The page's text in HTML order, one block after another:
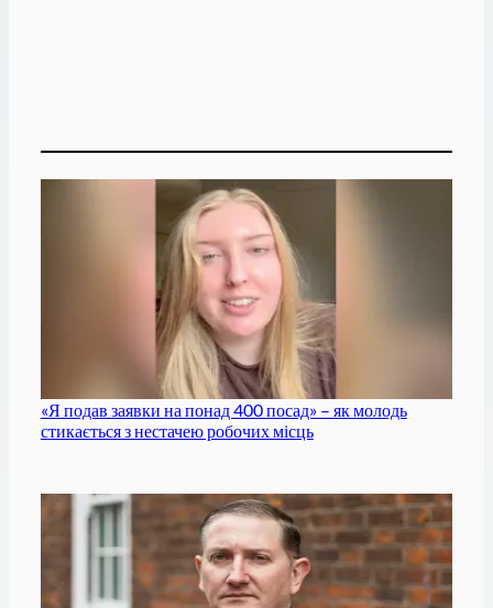
«Я подав заявки на понад 400 посад» – як молодь
стикається з нестачею робочих місць